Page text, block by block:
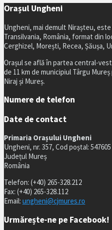
Orașul Ungheni
Ungheni, mai demult Nirașteu,
Transilvania, România, format din
Cerghizel, Morești, Recea, Șăușa,
Orașul se află în partea central-
de 11 km de municipiul Târgu
Niraj și Mureș.
Numere de telefon
Date de contact
Primaria Orașului Ungheni
Ungheni, nr. 357, Cod poștal: 547605
Județul Mureș
România
Telefon: (+40) 265-328.212
Fax: (+40) 265-328.112
Email: ungheni@cjmures.ro
Urmărește-ne pe Facebook!